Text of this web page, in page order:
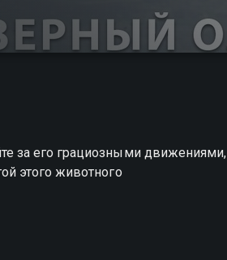
за его грациозными движениями,
этого животного